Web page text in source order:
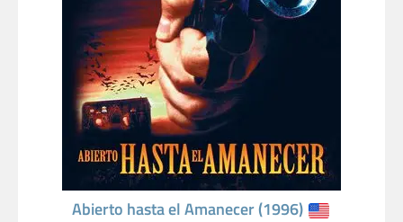
Abierto hasta el Amanecer (1996)